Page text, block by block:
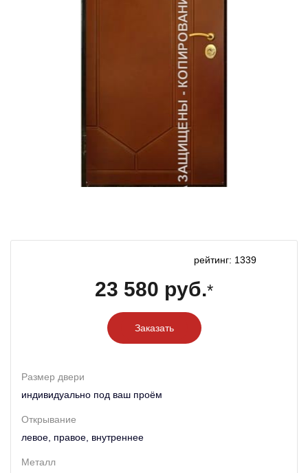
рейтинг: 1339
23 580 руб.*
Заказать
Размер двери
индивидуально под ваш проём
Открывание
левое, правое, внутреннее
Металл